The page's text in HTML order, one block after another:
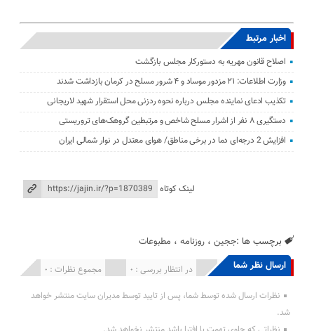
اخبار مرتبط
اصلاح قانون مهریه به دستورکار مجلس بازگشت
وزارت اطلاعات: ۲۱ مزدور موساد و ۴ شرور مسلح در کرمان بازداشت شدند
تکذیب ادعای نماینده مجلس درباره نحوه ردزنی محل استقرار شهید لاریجانی
دستگیری ۸ نفر از اشرار مسلح شاخص و مرتبطین گروهک‌های تروریستی
افزایش 2 درجه‌ای دما در برخی مناطق/ هوای معتدل در نوار شمالی ایران
لینک کوتاه
برچسب ها :ججین ،روزنامه ، مطبوعات
ارسال نظر شما مجموع نظرات : 0 در انتظار بررسی : 0 انتشار یافته : 0
نظرات ارسال شده توسط شما، پس از تایید توسط مدیران سایت منتشر خواهد
شد.